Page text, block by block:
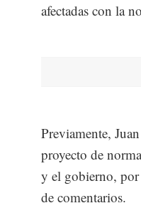
afectadas con la
Previamente,
proyecto de
y el gobierno, por
de comentarios.